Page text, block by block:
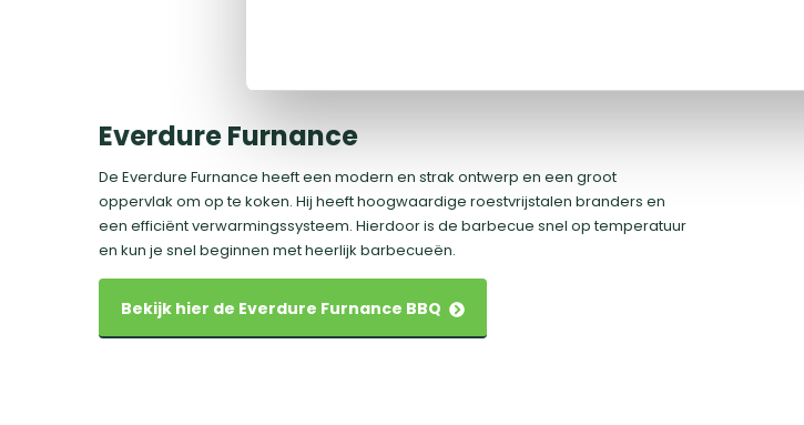
Everdure Furnance
De Everdure Furnance heeft een modern en strak ontwerp en een groot
oppervlak om op te koken. Hij heeft hoogwaardige roestvrijstalen branders en
een efficiënt verwarmingssysteem. Hierdoor is de barbecue snel op temperatuur
en kun je snel beginnen met heerlijk barbecueën.
Bekijk hier de Everdure Furnance BBQ